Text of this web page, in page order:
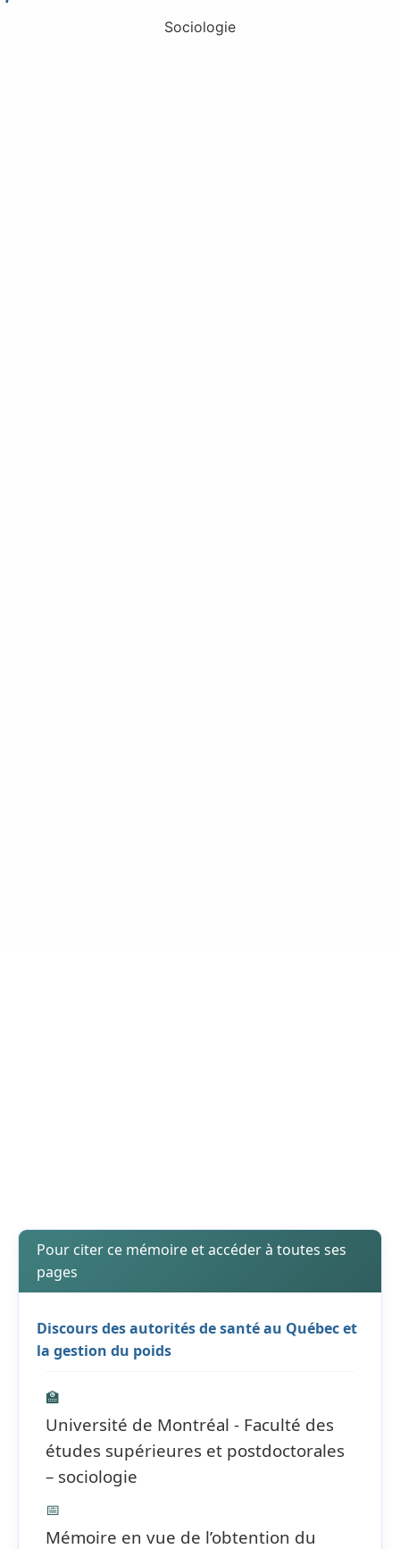
Sociologie
Pour citer ce mémoire et accéder à toutes ses
pages
Discours des autorités de santé au Québec et
la gestion du poids
🏫
Université de Montréal - Faculté des
études supérieures et postdoctorales
– sociologie
📅
Mémoire en vue de l’obtention du